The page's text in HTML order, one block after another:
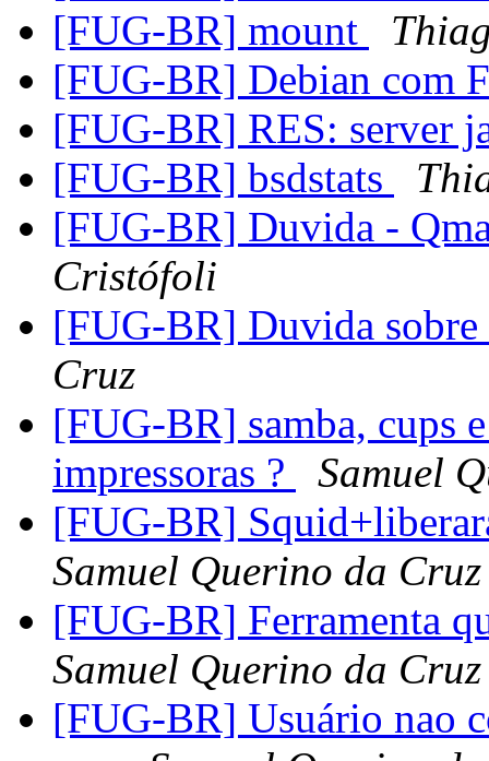
[FUG-BR] mount
[FUG-BR] Debian com
[FUG-BR] RES: server
[FUG-BR] bsdstats
[FUG-BR] Duvida -
Cristófoli
[FUG-BR] Duvida
Cruz
[FUG-BR] samba, cups
impressoras ?
Samuel
[FUG-BR]
Samuel Querino da Cruz
[FUG-BR] Ferramenta
Samuel Querino da Cruz
[FUG-BR] Usuário nao